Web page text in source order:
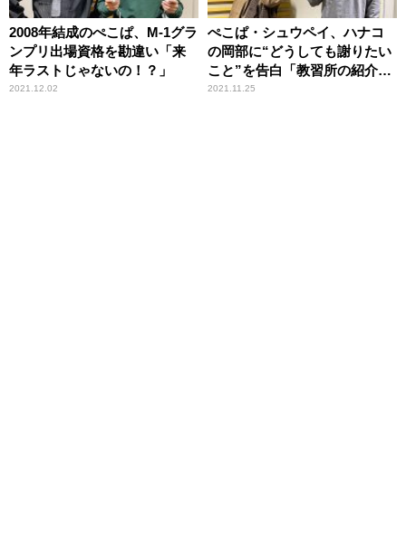
2008年結成のぺこぱ、M-1グラ
ンプリ出場資格を勘違い「来
年ラストじゃないの！？」
2021.12.02
ぺこぱ・シュウペイ、ハナコ
の岡部に“どうしても謝りたい
こと”を告白「教習所の紹介割
引で……」
2021.11.25